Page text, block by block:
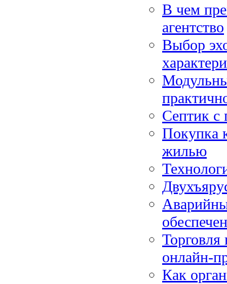
В чем
агентство
Выбор
Септик с
Покупка
жилью
Торговля
онлайн-
Как